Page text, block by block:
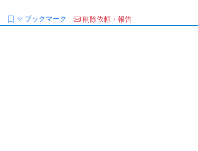
ブックマーク 削除依頼・報告